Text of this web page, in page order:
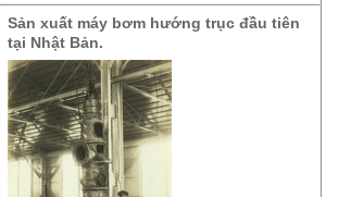
Sản xuất máy bơm hướng trục đầu tiên
tại Nhật Bản.